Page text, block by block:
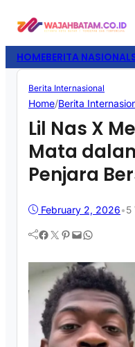
HOMEBERITA NASIONAL
Berita Internasional
Home/Berita
Lil Nas X
Mata
Penjara
February 2, 2026•5
Facebook Twitter Pinterest Mail WhatsApp